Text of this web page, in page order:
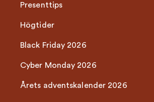
Presenttips
Högtider
Black Friday 2026
Cyber Monday 2026
Årets adventskalender 2026